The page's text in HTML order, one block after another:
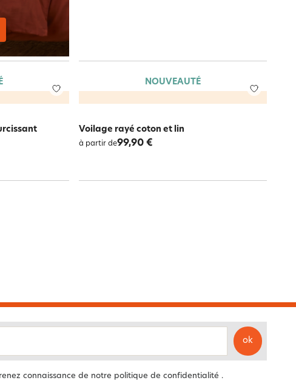
NOUVEAUTÉ
Voilage rayé coton et lin
à partir de99,90 €
ok
connaissance de notre politique de confidentialité .